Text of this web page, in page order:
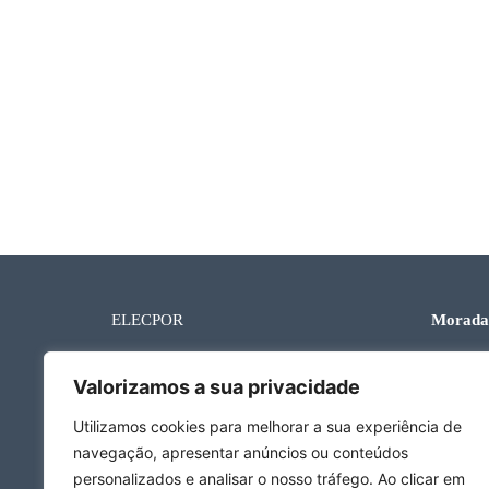
Valorizamos a sua privacidade
Utilizamos cookies para melhorar a sua experiência de
navegação, apresentar anúncios ou conteúdos
personalizados e analisar o nosso tráfego. Ao clicar em
ELECPOR
Estatísticas
Morada
Av. da
1050-
+351